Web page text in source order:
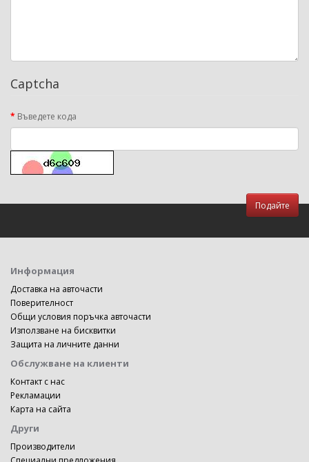
Captcha
Въведете кода
Информация
Доставка на авточасти
Поверителност
Общи условия поръчка авточасти
Използване на бисквитки
Защита на личните данни
Обслужване на клиенти
Контакт с нас
Рекламации
Карта на сайта
Други
Производители